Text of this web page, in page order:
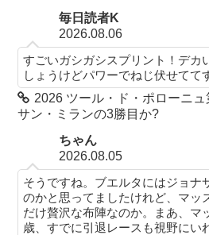
毎日読者K
2026.08.06
すごいガシガシスプリント！デカ
しょうけどパワーでねじ伏せてて
2026 ツール・ド・ポローニ
サン・ミランの3勝目か?
ちゃん
2026.08.05
そうですね。ブエルタにはジョナ
のかと思ってましたけれど、マッ
だけ贅沢な布陣なのか。まあ、マ
歳、すでに引退レースも視野にい